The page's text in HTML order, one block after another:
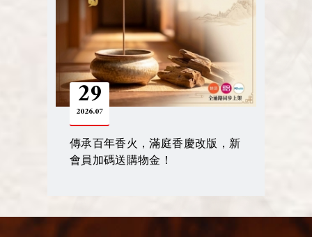
30
06
2026
【最新活動】官網限定！下單即贈
獨家精緻「祈福香袋」